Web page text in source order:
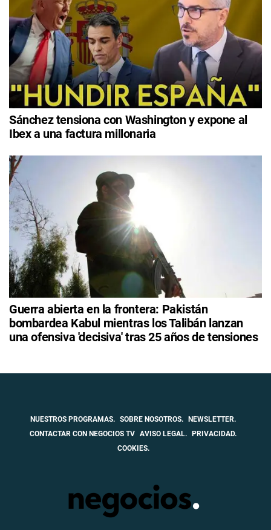
Sánchez tensiona con Washington y expone al
Ibex a una factura millonaria
Guerra abierta en la frontera: Pakistán
bombardea Kabul mientras los Talibán lanzan
una ofensiva 'decisiva' tras 25 años de tensiones
NUESTROS PROGRAMAS. SOBRE NOSOTROS. NEWSLETTER.
CONTACTAR CON NEGOCIOS TV AVISO LEGAL. PRIVACIDAD.
COOKIES.